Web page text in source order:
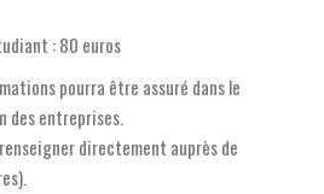
: 80 euros
pourra être assuré dans le
des entreprises.
directement auprès de